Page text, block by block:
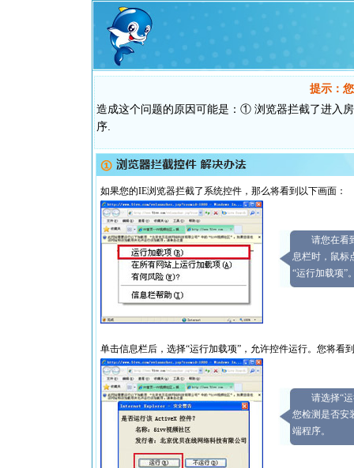
提示：
造成这个问题的原因可能是：① 浏览器拦截了进入
序.
如果您的IE浏览器拦截了系统控件，那么将看到以下画面：
请您在看
息栏时，鼠标
“运行加载项”
单击信息栏后，选择“运行加载项”，允许控件运行。您将看
请选择“
您检测是否安
端程序。